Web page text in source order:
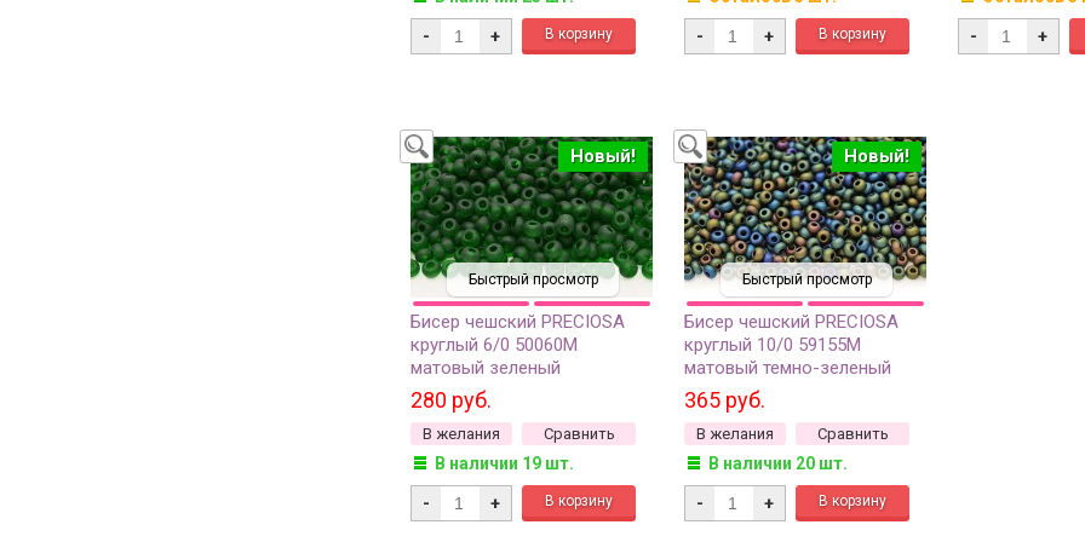
- + - + - +
Быстрый просмотр
Новый!
Бисер чешский PRECIOSA
круглый 6/0 50060М
матовый зеленый
прозрачный, 50г
280 руб.
В желания Сравнить
В наличии 19 шт.
- +
Быстрый просмотр
Новый!
Бисер чешский PRECIOSA
круглый 10/0 59155М
матовый темно-зеленый
непрозрачный ирис, 1 сорт,
50г
365 руб.
В желания Сравнить
В наличии 20 шт.
- +